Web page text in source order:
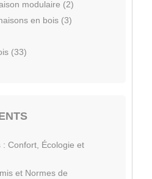
modulaire (2)
en bois (3)
(33)
: Confort, Écologie et
et Normes de